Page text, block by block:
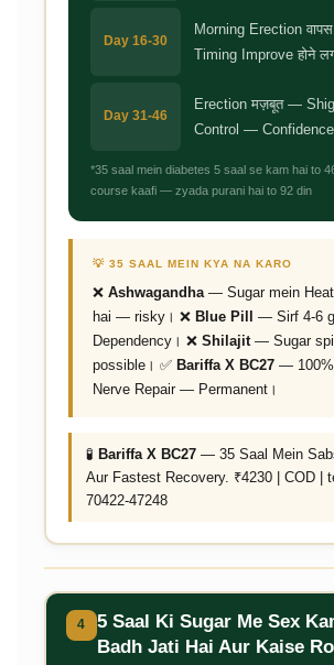
Day 16-30
Morning Erection
Timing Improve होने
Day 31-46
Erection मज़बूत —
Control — Confidence
*35 saal mein diabetes 5 saal se kam hai to
course kaafi — zyada purani hai to 92 din
💡 35 SAAL MEIN KYA NA KARO
❌ Ashwagandha— Sugar mein Heat
hai — risky। ❌ Blue Pill
— Sirf 4-6
Dependency। ❌ Shilajit— Sugar
possible। ✅ Bariffa X BC27—
Nerve Repair — Permanent।
🧪 Bariffa X BC27— 35 Saal Mein
Aur Fastest Recovery. ₹4230 | COD |
70422-47248
4
5 Saal Ki Sugar Me Sex
Badh Jati Hai Aur Kaise